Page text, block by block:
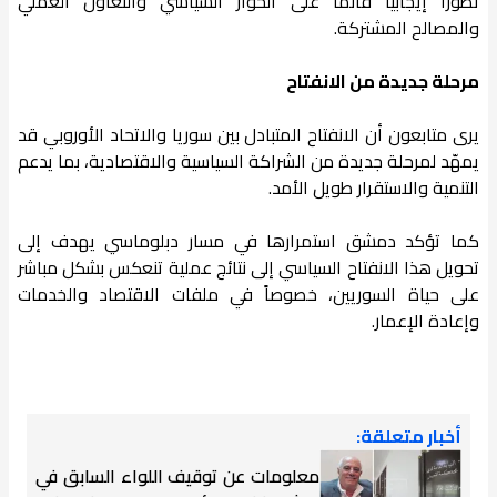
والمصالح المشتركة.
مرحلة جديدة من الانفتاح
يرى متابعون أن الانفتاح المتبادل بين سوريا والاتحاد الأوروبي قد
يمهّد لمرحلة جديدة من الشراكة السياسية والاقتصادية، بما يدعم
التنمية والاستقرار طويل الأمد.
كما تؤكد دمشق استمرارها في مسار دبلوماسي يهدف إلى
تحويل هذا الانفتاح السياسي إلى نتائج عملية تنعكس بشكل مباشر
على حياة السوريين، خصوصاً في ملفات الاقتصاد والخدمات
وإعادة الإعمار.
أخبار متعلقة:
معلومات عن توقيف اللواء السابق في